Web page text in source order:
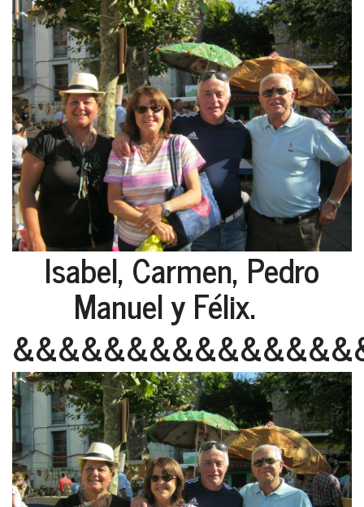
Isabel, Carmen, Pedro
Manuel y Félix.